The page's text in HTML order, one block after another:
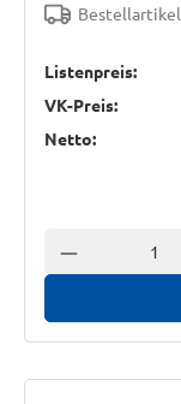
Listenpreis:
VK-Preis:
Netto:
Anzahl